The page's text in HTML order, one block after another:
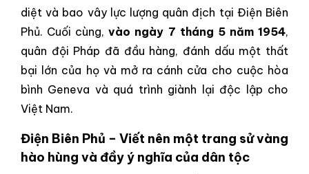
diệt và bao vây lực lượng quân địch tại Điện Biên
Phủ. Cuối cùng, vào ngày 7 tháng 5 năm 1954,
quân đội Pháp đã đầu hàng, đánh dấu một thất
bại lớn của họ và mở ra cánh cửa cho cuộc hòa
bình Geneva và quá trình giành lại độc lập cho
Việt Nam.
Điện Biên Phủ – Viết nên một trang sử vàng
hào hùng và đầy ý nghĩa của dân tộc